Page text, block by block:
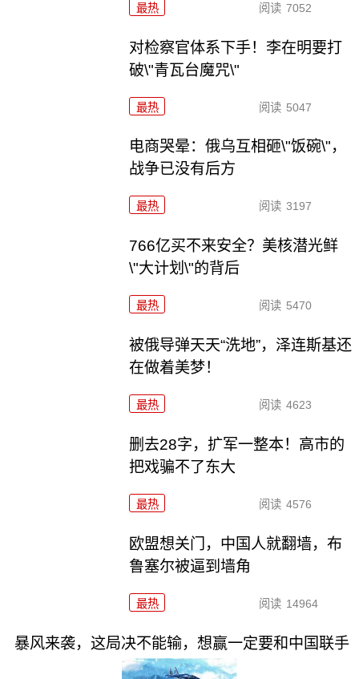
最热 阅读 7052
对检察官体系下手！李在明要打
破\"青瓦台魔咒\"
最热 阅读 5047
电商哭晕：俄乌互相砸\"饭碗\"，
战争已没有后方
最热 阅读 3197
766亿买不来安全？美核潜光鲜
\"大计划\"的背后
最热 阅读 5470
被俄导弹天天“洗地”，泽连斯基还
在做着美梦！
最热 阅读 4623
删去28字，扩军一整本！高市的
把戏骗不了东大
最热 阅读 4576
欧盟想关门，中国人就翻墙，布
鲁塞尔被逼到墙角
最热 阅读 14964
暴风来袭，这局决不能输，想赢一定要和中国联手